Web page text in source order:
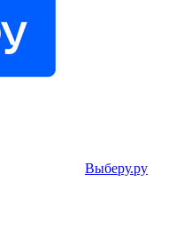
Выберу.ру